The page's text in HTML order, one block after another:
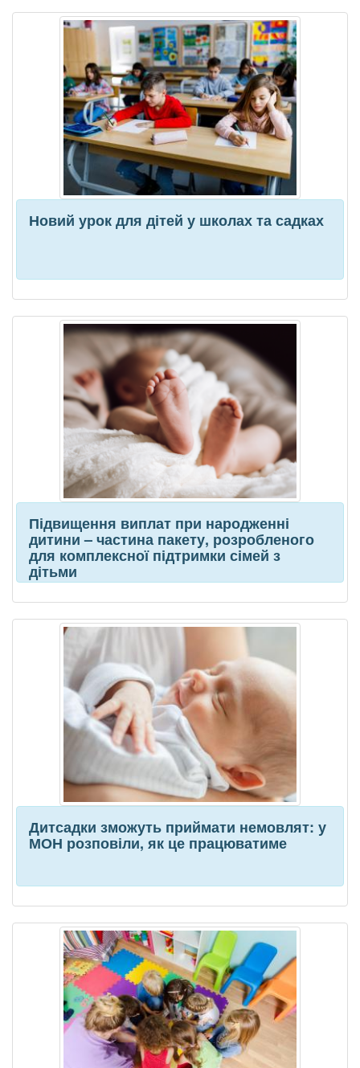
Новий урок для дітей у школах та садках
Підвищення виплат при народженні
дитини – частина пакету, розробленого
для комплексної підтримки сімей з
дітьми
Дитсадки зможуть приймати немовлят: у
МОН розповіли, як це працюватиме